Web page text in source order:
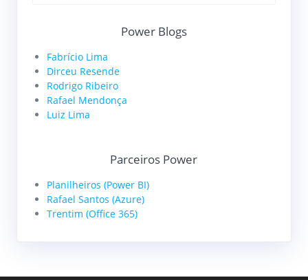
Power Blogs
Fabrício Lima
Dirceu Resende
Rodrigo Ribeiro
Rafael Mendonça
Luiz Lima
Parceiros Power
Planilheiros (Power BI)
Rafael Santos (Azure)
Trentim (Office 365)